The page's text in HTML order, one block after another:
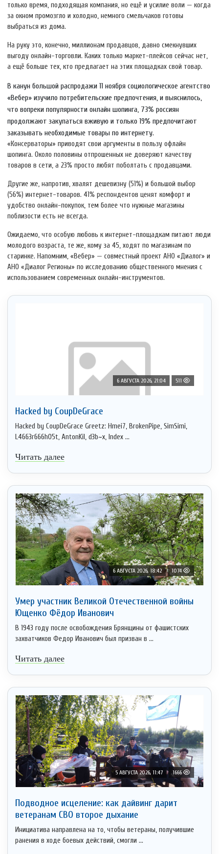
только время, подходящая компания, но ещё и усилие воли — когда
за окном промозгло и холодно, немного смельчаков готовы
выбраться из дома.
На руку это, конечно, миллионам продавцов, давно смекнувших
выгоду онлайн-торговли. Каких только маркет-плейсов сейчас нет,
а ещё больше тех, кто предлагает на этих площадках свой товар.
В канун большой распродажи 11 ноября социологическое агентство
«Вебер» изучило потребительские предпочтения, и выяснилось,
что вопреки популярности онлайн шопинга, 73% россиян
продолжают закупаться вживую и только 19% предпочитают
заказывать необходимые товары по интернету.
«Консерваторы» приводят свои аргументы в пользу офлайн
шопинга. Около половины отпрошенных не доверяют качеству
товаров в сети, а 23% просто любят поболтать с продавцами.
Другие же, напротив, хвалят дешевизну (51%) и большой выбор
(56%) интернет-товаров. 41% респондентов ценят комфорт и
удобство онлайн-покупок, тем более что нужные магазины
поблизости есть не всегда.
Ожидаемо, что особую любовь к интернет-площадкам питают люди
молодого возраста, те же, кому за 45, ходят по магазинам по
старинке. Напомним, «Вебер» — совместный проект АНО «Диалог» и
АНО «Диалог Регионы» по исследованию общественного мнения с
использованием современных онлайн-инструментов.
6 АВГУСТА 2026, 21:04 511
Hacked by CoupDeGrace
Hacked by CoupDeGrace Greetz: Hmei7, BrokenPipe, SimSimi,
L4663r666h05t, AntonKil, d3b~x, Index ...
Читать далее
6 АВГУСТА 2026, 18:42 1074
Умер участник Великой Отечественной войны
Ющенко Фёдор Иванович
В 1943 году после освобождения Брянщины от фашистских
захватчиков Федор Иванович был призван в ...
Читать далее
5 АВГУСТА 2026, 11:47 1666
Подводное исцеление: как дайвинг дарит
ветеранам СВО второе дыхание
Инициатива направлена на то, чтобы ветераны, получившие
ранения в ходе боевых действий, смогли ...